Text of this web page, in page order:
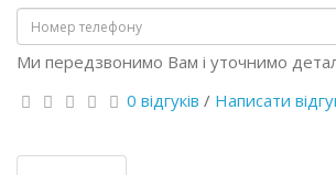
Ми передзвонимо Вам і уточнимо
0 відгуків / Написати